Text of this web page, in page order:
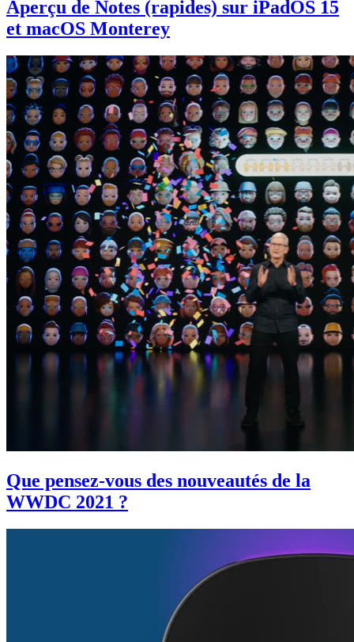
Aperçu de Notes (rapides) sur iPadOS 15
et macOS Monterey
Que pensez-vous des nouveautés de la
WWDC 2021 ?